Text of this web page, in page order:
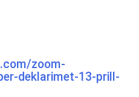
zoom-
deklarimet-13-prill-